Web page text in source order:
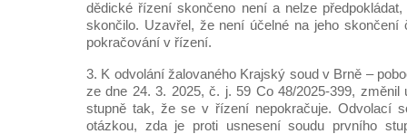
dědické řízení skončeno není a nelze
skončilo. Uzavřel, že není účelné na jeho skončení
pokračování v řízení.
3. K odvolání žalovaného Krajský soud v Brně –
ze dne 24. 3. 2025, č. j. 59 Co 48/2025-399, změnil
stupně tak, že se v řízení nepokračuje. Odvolací
otázkou, zda je proti usnesení soudu prvního